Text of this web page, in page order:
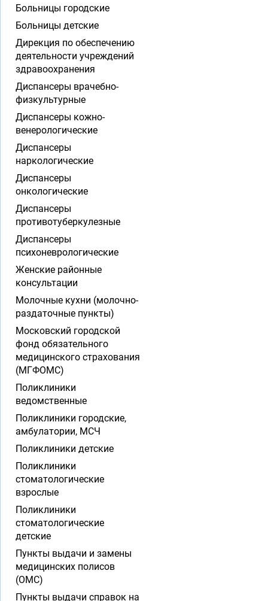
Больницы городские
Больницы детские
Дирекция по обеспечению
деятельности учреждений
здравоохранения
Диспансеры врачебно-
физкультурные
Диспансеры кожно-
венерологические
Диспансеры
наркологические
Диспансеры
онкологические
Диспансеры
противотуберкулезные
Диспансеры
психоневрологические
Женские районные
консультации
Молочные кухни (молочно-
раздаточные пункты)
Московский городской
фонд обязательного
медицинского страхования
(МГФОМС)
Поликлиники
ведомственные
Поликлиники городские,
амбулатории, МСЧ
Поликлиники детские
Поликлиники
стоматологические
взрослые
Поликлиники
стоматологические
детские
Пункты выдачи и замены
медицинских полисов
(ОМС)
Пункты выдачи справок на